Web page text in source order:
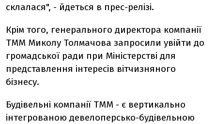
склалася", - йдеться в прес-релізі.
Крім того, генерального директора компанії
ТММ Миколу Толмачова запросили увійти до
громадської ради при Міністерстві для
представлення інтересів вітчизняного
бізнесу.
Будівельні компанії ТММ - є вертикально
інтегрованою девелоперсько-будівельною